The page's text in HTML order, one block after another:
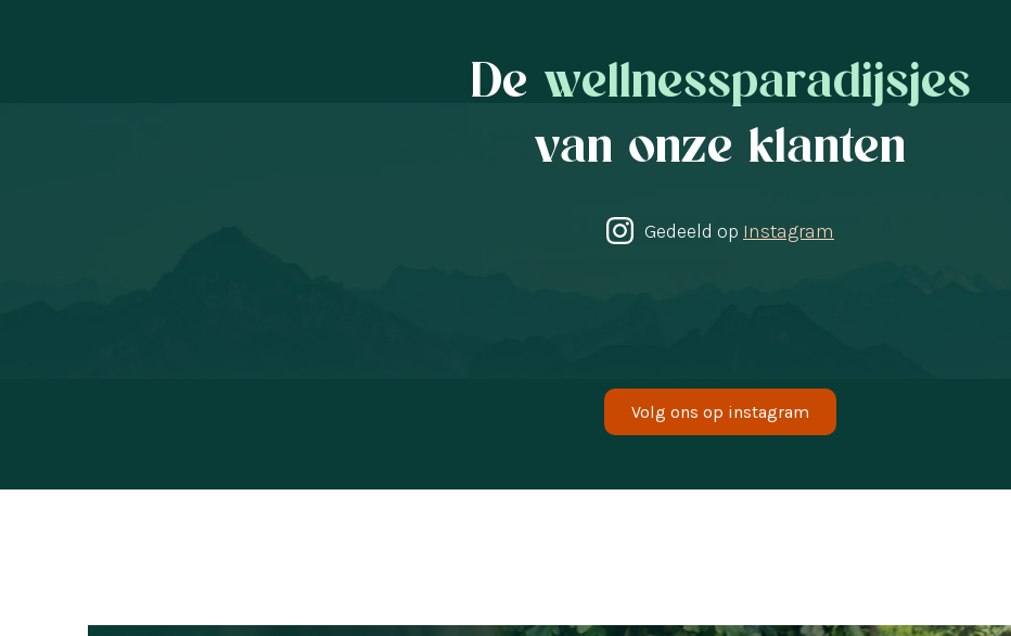
De wellnessparadijsjes
van onze klanten
Gedeeld op Instagram
Volg ons op instagram